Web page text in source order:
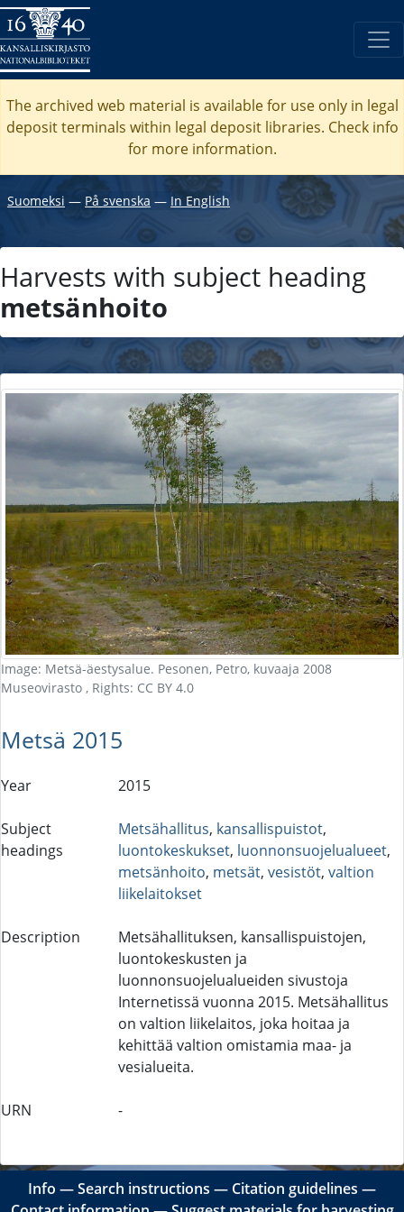
The archived web material is available for use only in legal
deposit terminals within legal deposit libraries. Check info
for more information.
Suomeksi ― På svenska ― In English
Harvests with subject heading
metsänhoito
Image: Metsä-äestysalue. Pesonen, Petro, kuvaaja 2008
Museovirasto , Rights: CC BY 4.0
Metsä 2015
Year 2015
Subject
headings
Metsähallitus, kansallispuistot,
luontokeskukset, luonnonsuojelualueet,
metsänhoito, metsät,vesistöt,valtion
liikelaitokset
Description
Metsähallituksen, kansallispuistojen,
luontokeskusten ja
luonnonsuojelualueiden sivustoja
Internetissä vuonna 2015. Metsähallitus
on valtion liikelaitos, joka hoitaa ja
kehittää valtion omistamia maa- ja
vesialueita.
URN -
Info ―Search instructions ― Citation guidelines ―